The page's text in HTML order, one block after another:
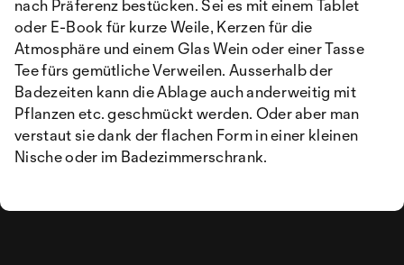
nach Präferenz bestücken. Sei es mit einem Tablet
oder E-Book für kurze Weile, Kerzen für die
Atmosphäre und einem Glas Wein oder einer Tasse
Tee fürs gemütliche Verweilen. Ausserhalb der
Badezeiten kann die Ablage auch anderweitig mit
Pflanzen etc. geschmückt werden. Oder aber man
verstaut sie dank der flachen Form in einer kleinen
Nische oder im Badezimmerschrank.